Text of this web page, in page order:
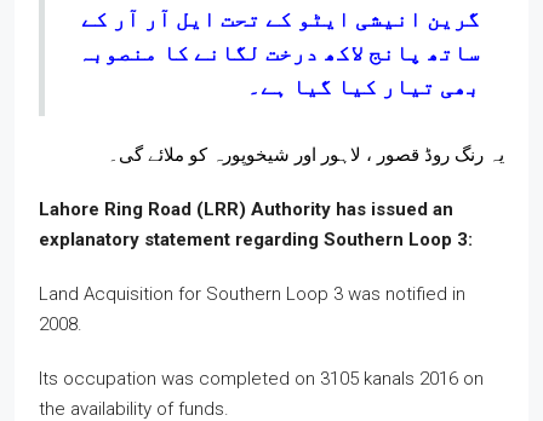
گرین انیشی ایٹو کے تحت ایل آر آر کے
ساتھ پانج لاکھ درخت لگانے کا منصوبہ
بھی تیار کیا گیا ہے۔
یہ رنگ روڈ قصور ، لاہور اور شیخوپورہ کو ملائے گی۔
Lahore Ring Road (LRR) Authority has issued an
explanatory statement regarding Southern Loop 3:
Land Acquisition for Southern Loop 3 was notified in
2008.
Its occupation was completed on 3105 kanals 2016 on
the availability of funds.